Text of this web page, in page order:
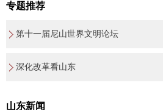
专题推荐
第十一届尼山世界文明论坛
深化改革看山东
山东新闻